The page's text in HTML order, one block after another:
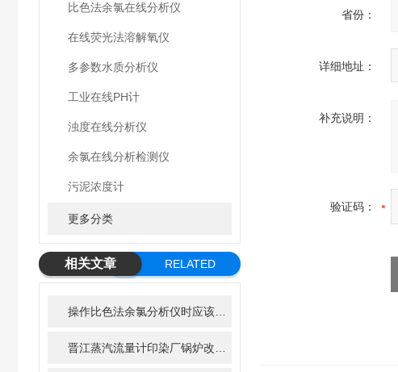
比色法余氯在线分析仪
在线荧光法溶解氧仪
多参数水质分析仪
工业在线PH计
浊度在线分析仪
余氯在线分析检测仪
污泥浓度计
更多分类
相关文章
RELATED
省份：
详细地址：
补充说明：
验证码：